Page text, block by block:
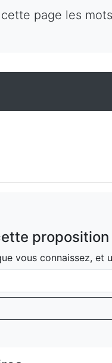
page les
proposition
vous connaissez, et